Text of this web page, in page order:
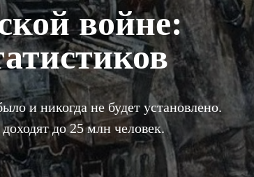
войне:
и никогда не будет установлено.
до 25 млн человек.